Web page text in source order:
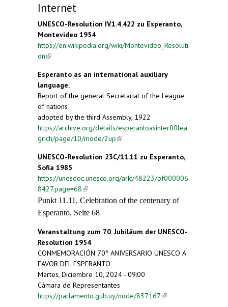
Internet
UNESCO-Resolution IV.1.4.422 zu Esperanto,
Montevideo 1954
https://en.wikipedia.org/wiki/Montevideo_Resoluti
on(link is external)
Esperanto as an international auxiliary
language.
Report of the general Secretariat of the League
of nations
adopted by the third Assembly, 1922
https://archive.org/details/esperantoasinter00lea
grich/page/10/mode/2up(link is external)
UNESCO-Resolution 23C/11.11 zu Esperanto,
Sofia 1985
https://unesdoc.unesco.org/ark:/48223/pf000006
8427.page=68(link is external)
Punkt 11.11, Celebration of the centenary of
Esperanto, Seite 68
Veranstaltung zum 70. Jubiläum der UNESCO-
Resolution 1954
CONMEMORACIÓN 70° ANIVERSARIO UNESCO A
FAVOR DEL ESPERANTO
Martes, Diciembre 10, 2024 - 09:00
Cámara de Representantes
https://parlamento.gub.uy/node/837167(link is